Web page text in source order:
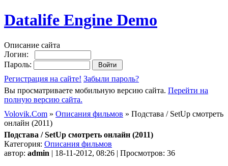
Datalife Engine Demo
Описание сайта
Логин:
Пароль:
Регистрация на сайте! Забыли пароль?
Вы просматриваете мобильную версию сайта. Перейти на
полную версию сайта.
Volovik.Com » Описания фильмов » Подстава / SetUp смотреть
онлайн (2011)
Подстава / SetUp смотреть онлайн (2011)
Категория: Описания фильмов
автор: admin | 18-11-2012, 08:26 | Просмотров: 36